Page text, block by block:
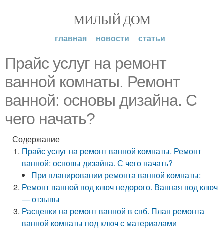
МИЛЫЙ ДОМ
главная новости статьи
Прайс услуг на ремонт
ванной комнаты. Ремонт
ванной: основы дизайна. С
чего начать?
Содержание
Прайс услуг на ремонт ванной комнаты. Ремонт
ванной: основы дизайна. С чего начать?
При планировании ремонта ванной комнаты:
Ремонт ванной под ключ недорого. Ванная под ключ
— отзывы
Расценки на ремонт ванной в спб. План ремонта
ванной комнаты под ключ с материалами